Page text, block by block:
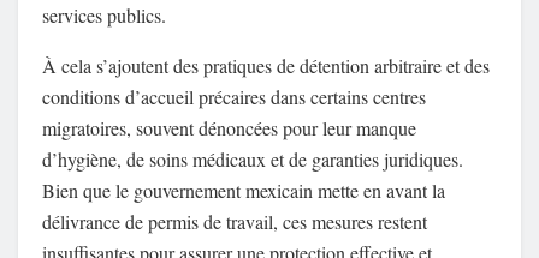
services publics.
À cela s’ajoutent des pratiques de détention arbitraire et des
conditions d’accueil précaires dans certains centres
migratoires, souvent dénoncées pour leur manque
d’hygiène, de soins médicaux et de garanties juridiques.
Bien que le gouvernement mexicain mette en avant la
délivrance de permis de travail, ces mesures restent
insuffisantes pour assurer une protection effective et